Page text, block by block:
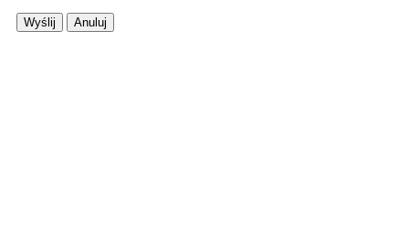
Wyślij Anuluj